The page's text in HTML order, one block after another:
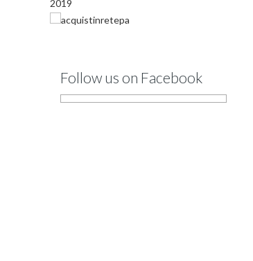
Follow us on Facebook